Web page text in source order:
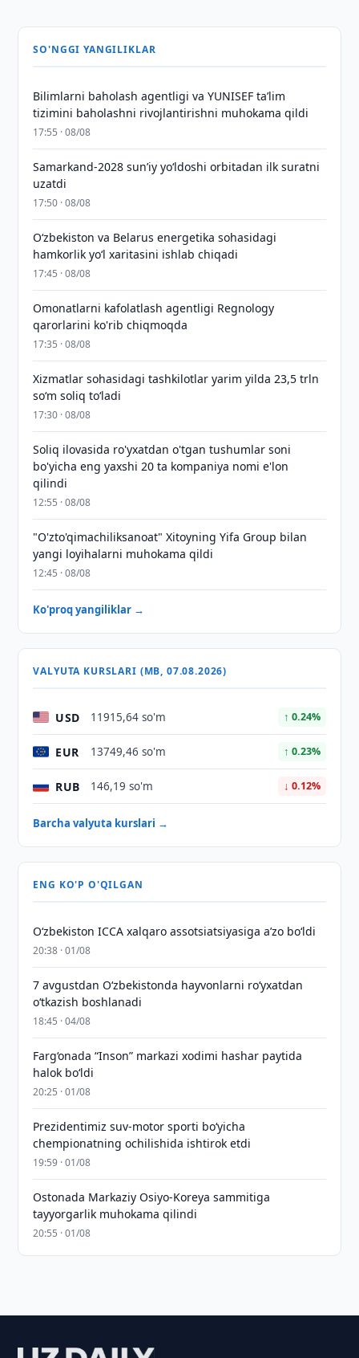
SO'NGGI YANGILIKLAR
Bilimlarni baholash agentligi va YUNISEF taʼlim
tizimini baholashni rivojlantirishni muhokama qildi
17:55 · 08/08
Samarkand-2028 sunʼiy yo‘ldoshi orbitadan ilk suratni
uzatdi
17:50 · 08/08
Oʻzbekiston va Belarus energetika sohasidagi
hamkorlik yoʻl xaritasini ishlab chiqadi
17:45 · 08/08
Omonatlarni kafolatlash agentligi Regnology
qarorlarini ko'rib chiqmoqda
17:35 · 08/08
Xizmatlar sohasidagi tashkilotlar yarim yilda 23,5 trln
so‘m soliq to‘ladi
17:30 · 08/08
Soliq ilovasida ro'yxatdan o'tgan tushumlar soni
bo'yicha eng yaxshi 20 ta kompaniya nomi e'lon
qilindi
12:55 · 08/08
"O'zto'qimachiliksanoat" Xitoyning Yifa Group bilan
yangi loyihalarni muhokama qildi
12:45 · 08/08
Ko'proq yangiliklar →
VALYUTA KURSLARI (MB, 07.08.2026)
USD 11915,64 so'm ↑ 0.24%
EUR 13749,46 so'm ↑ 0.23%
RUB 146,19 so'm ↓ 0.12%
Barcha valyuta kurslari →
ENG KO'P O'QILGAN
O‘zbekiston ICCA xalqaro assotsiatsiyasiga aʼzo bo‘ldi
20:38 · 01/08
7 avgustdan O‘zbekistonda hayvonlarni ro‘yxatdan
o‘tkazish boshlanadi
18:45 · 04/08
Farg‘onada “Inson” markazi xodimi hashar paytida
halok bo‘ldi
20:25 · 01/08
Prezidentimiz suv-motor sporti bo‘yicha
chempionatning ochilishida ishtirok etdi
19:59 · 01/08
Ostonada Markaziy Osiyo-Koreya sammitiga
tayyorgarlik muhokama qilindi
20:55 · 01/08